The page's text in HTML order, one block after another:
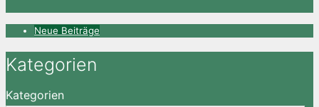
Neue Beiträge
Kategorien
Kategorien